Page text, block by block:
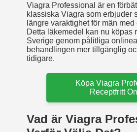
Viagra Professional är en
klassiska Viagra som erbjuder
längre varaktighet för män
Detta läkemedel kan nu köpas
Sverige genom pålitliga
behandlingen mer tillgänglig
tidigare.
Köpa Viagra
Receptfritt
Vad är Viagra